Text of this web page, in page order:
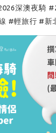
深澳夜騎
#輕旅行 #新